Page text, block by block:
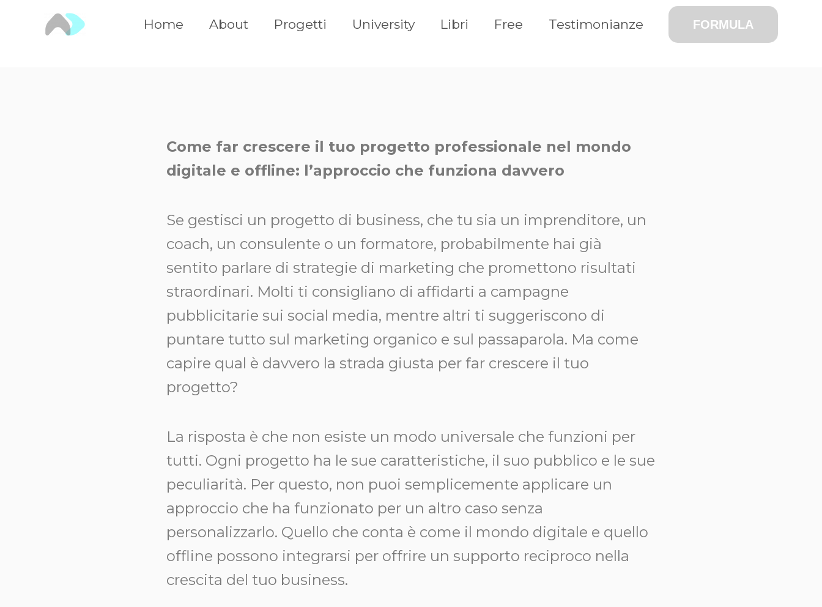
Home About Progetti University Libri Free Testimonianze FORMULA
Come far crescere il tuo progetto professionale nel mondo
digitale e offline: l’approccio che funziona davvero
Se gestisci un progetto di business, che tu sia un imprenditore, un
coach, un consulente o un formatore, probabilmente hai già
sentito parlare di strategie di marketing che promettono risultati
straordinari. Molti ti consigliano di affidarti a campagne
pubblicitarie sui social media, mentre altri ti suggeriscono di
puntare tutto sul marketing organico e sul passaparola. Ma come
capire qual è davvero la strada giusta per far crescere il tuo
progetto?
La risposta è che non esiste un modo universale che funzioni per
tutti. Ogni progetto ha le sue caratteristiche, il suo pubblico e le sue
peculiarità. Per questo, non puoi semplicemente applicare un
approccio che ha funzionato per un altro caso senza
personalizzarlo. Quello che conta è come il mondo digitale e quello
offline possono integrarsi per offrire un supporto reciproco nella
crescita del tuo business.